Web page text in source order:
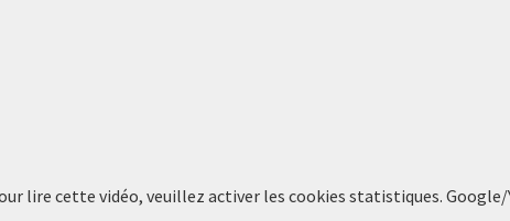
lire cette vidéo, veuillez activer les cookies statistiques.